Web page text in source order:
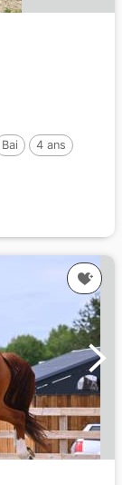
Bai
4 ans